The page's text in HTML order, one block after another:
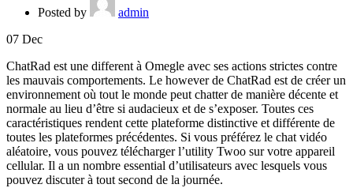
Posted by
admin
07 Dec
ChatRad est une different à Omegle avec ses actions strictes contre
les mauvais comportements. Le however de ChatRad est de créer un
environnement où tout le monde peut chatter de manière décente et
normale au lieu d’être si audacieux et de s’exposer. Toutes ces
caractéristiques rendent cette plateforme distinctive et différente de
toutes les plateformes précédentes. Si vous préférez le chat vidéo
aléatoire, vous pouvez télécharger l’utility Twoo sur votre appareil
cellular. Il a un nombre essential d’utilisateurs avec lesquels vous
pouvez discuter à tout second de la journée.